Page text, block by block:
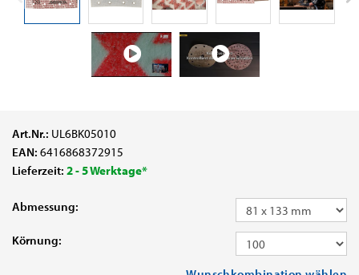
Art.Nr.: UL6BK05010
EAN: 6416868372915
Lieferzeit: 2 - 5 Werktage*
Abmessung:
Körnung: